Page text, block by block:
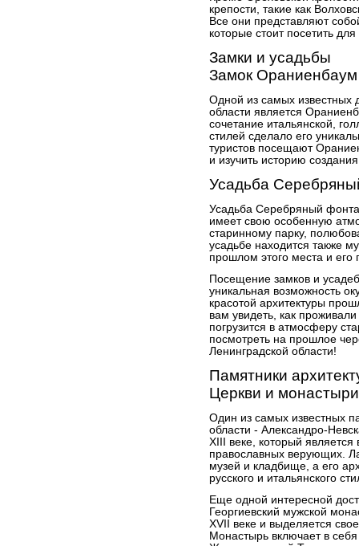
крепости, такие как
Все они представляют
которые стоит посетить
Замки и усадьбы
Замок Ораниенбаум
Одной из самых известных
области является
сочетание итальянской,
стилей сделало его
туристов посещают
и изучить историю
Усадьба
Усадьба Серебряный
имеет свою особенную
старинному парку,
усадьбе находится также
прошлом этого места и его
Посещение замков и
уникальная возможность
красотой архитектуры
вам увидеть, как
погрузится в атмосферу
посмотреть на прошлое
Ленинградской области!
Памятники
Церкви и монастыри
Один из самых известных
области - Александро-
XIII веке, который
православных верующих.
музей и кладбище, а его
русского и итальянского
Еще одной интересной
Георгиевский мужской
XVII веке и выделяется
Монастырь включает в